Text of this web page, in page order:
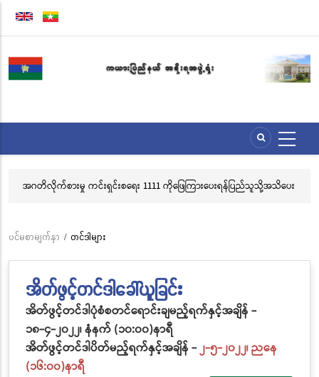
အဓိက
အကြောင်းအရာ
သွား
မည်
အဂတိလိုက်စားမှု ကင်းရှင်းစရေး 1111 ကိုဖြေကြားပေးရန်ပြည်သူသို့အသိပေး
Breadcrumb
ပင်မစာမျက်နှာ / တင်ဒါများ
အိတ်ဖွင့်တင်ဒါခေါ်ယူခြင်း
အိတ်ဖွင့်တင်ဒါပုံစံစတင်ရောင်းချမည့်ရက်နှင့်အချိန် -
၁၈-၄-၂၀၂၂၊ နံနက် (၁၀:၀၀)နာရီ
အိတ်ဖွင့်တင်ဒါပိတ်မည့်ရက်နှင့်အချိန် -၂-၅-၂၀၂၂၊ ညနေ
(၁၆:၀၀)နာရီ